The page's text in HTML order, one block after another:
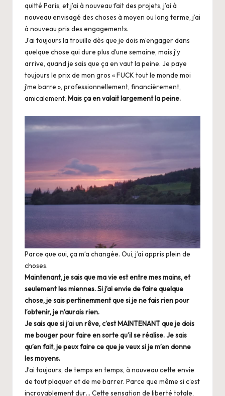
quitté Paris, et j’ai à nouveau fait des projets, j’ai à
nouveau envisagé des choses à moyen ou long terme, j’ai
à nouveau pris des engagements.
J’ai toujours la trouille dès que je dois m’engager dans
quelque chose qui dure plus d’une semaine, mais j’y
arrive, quand je sais que ça en vaut la peine. Je paye
toujours le prix de mon gros « FUCK tout le monde moi
j’me barre », professionnellement, financièrement,
amicalement. Mais ça en valait largement la peine.
Parce que oui, ça m’a changée. Oui, j’ai appris plein de
choses.
Maintenant, je sais que ma vie est entre mes mains, et
seulement les miennes. Si j’ai envie de faire quelque
chose, je sais pertinemment que si je ne fais rien pour
l’obtenir, je n’aurais rien.
Je sais que si j’ai un rêve, c’est MAINTENANT que je dois
me bouger pour faire en sorte qu’il se réalise. Je sais
qu’en fait, je peux faire ce que je veux si je m’en donne
les moyens.
J’ai toujours, de temps en temps, à nouveau cette envie
de tout plaquer et de me barrer. Parce que même si c’est
incroyablement dur… Cette sensation de liberté totale,